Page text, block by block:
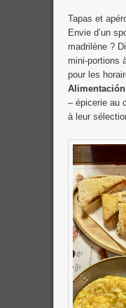
Tapas et
Envie d’un
madrilène ?
mini-portions
pour les
– épicerie au
à leur